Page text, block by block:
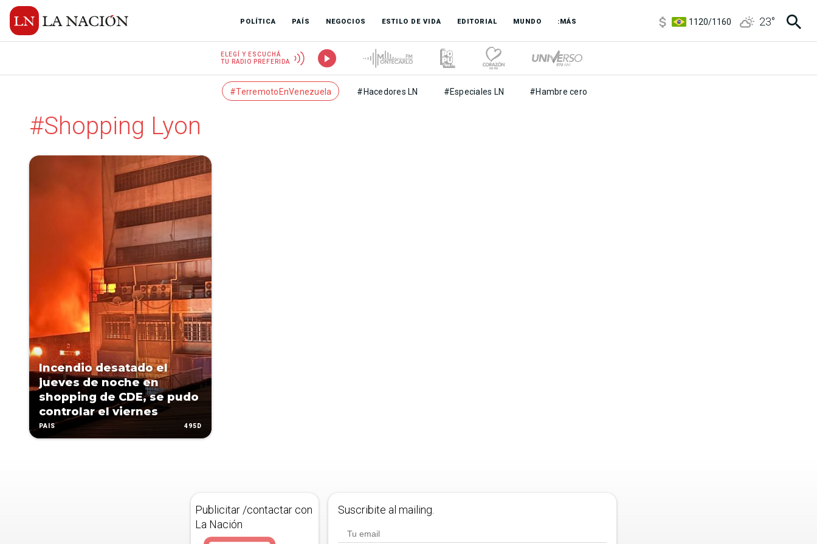
POLÍTICA PAÍS NEGOCIOS ESTILO DE VIDA EDITORIAL MUNDO :MÁS
1120/1160
23°
ELEGÍ Y ESCUCHÁ
TU RADIO PREFERIDA
#TerremotoEnVenezuela #Hacedores LN #Especiales LN #Hambre cero
#Shopping Lyon
Incendio desatado el
jueves de noche en
shopping de CDE, se pudo
controlar el viernes
PAÍS 495D
Publicitar /contactar con
La Nación
Suscribite al mailing.